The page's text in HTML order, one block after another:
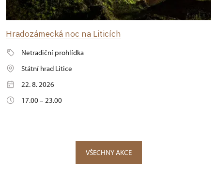
Hradozámecká noc na Liticích
Netradiční prohlídka
Státní hrad Litice
22. 8. 2026
17.00 – 23.00
VŠECHNY AKCE